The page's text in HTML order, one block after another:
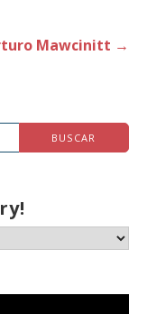
Mawcinitt →